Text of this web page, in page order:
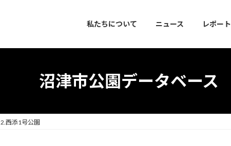
私たちについて ニュース レポート
沼津市公園データベース
2.西添1号公園